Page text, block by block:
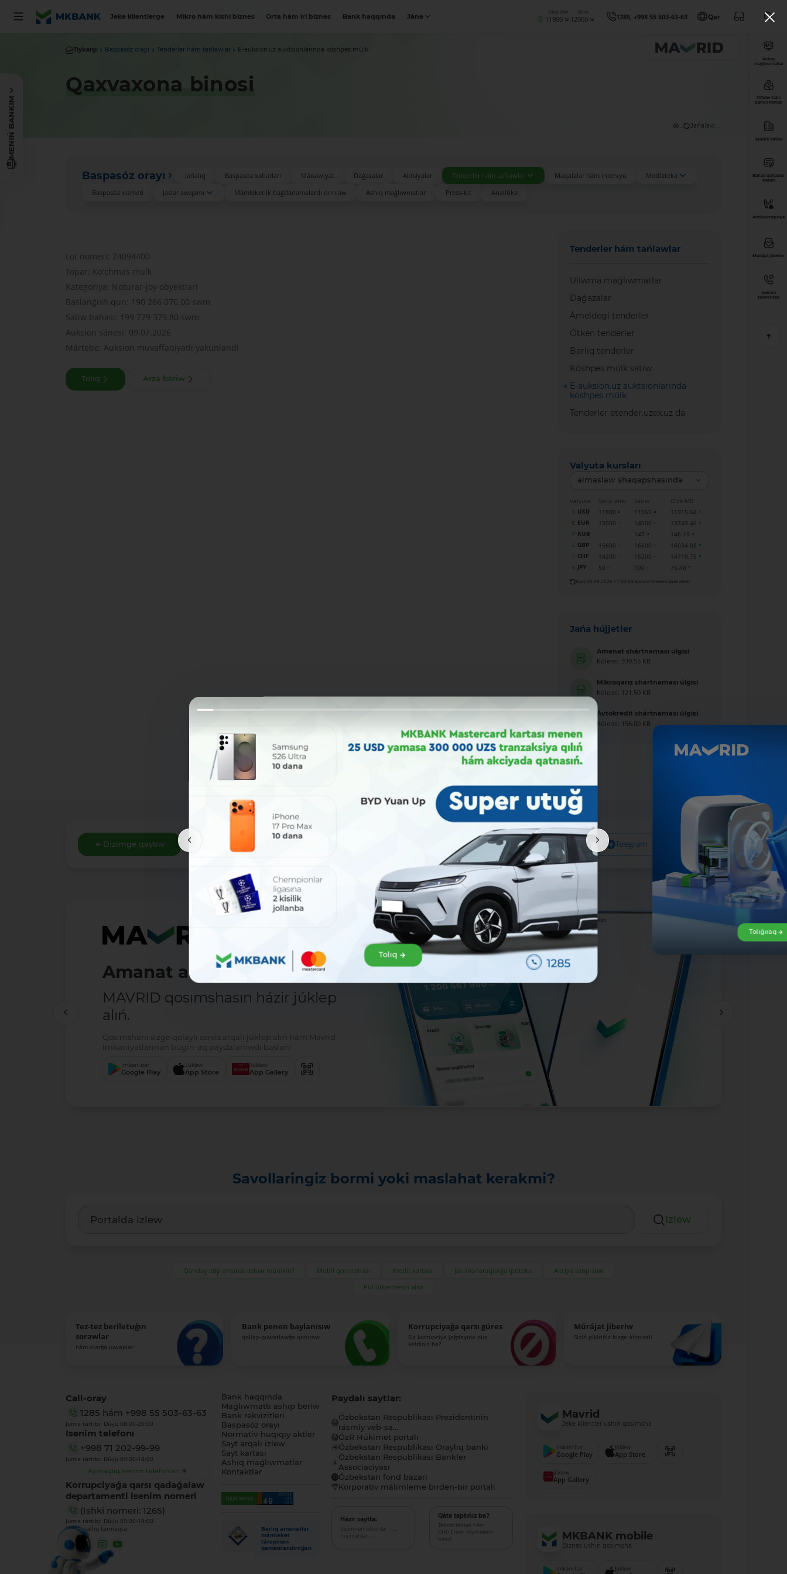
Jeke klientlerge Mikro hám kishi biznes Orta hám iri biznes Bank haqqında Jáne
Satıp alıw
11900
Satıw
12060 1285, +998 55 503-63-63 Qar
MENIŃ BANKIM
Tiykarǵı Baspasóz orayı Tenderler hám tańlawlar E-auksion.uz auktsionlarında kóshpes múlk
Qaxvaxona binosi
Jańalaw: ...
Baspasóz orayı Jańalıq Baspasóz xabarları Mánawiyat Daǵazalar Aktsiyalar Tenderler hám tańlawlar Maqalalar hám intervyu
Mediateka
Baspasóz xızmeti
Jaslar awqamı Mámleketlik baǵdarlamalardı orınlaw Ashıq maǵlıwmatlar Press-kit Analitika
Lot nomeri: 24094400
Topar: Koʻchmas mulk
Kategoriya: Noturar-joy obyektlari
Baslanǵısh qun: 190 266 076.00 swm
Satiw bahası: 199 779 379.80 swm
Aukcion sánesi: 09.07.2026
Mártebe: Auksion muvaffaqiyatli yakunlandi
Tolıq Arza beriw
Tenderler hám tańlawlar
Uliwma maǵlıwmatlar
Daǵazalar
Ámeldegi tenderler
Ótken tenderler
Barlıq tenderler
Kóshpes múlk satıw
E-auksion.uz auktsionlarında
kóshpes múlk
Tenderler etender.uzex.uz da
Valyuta kursları
almaslaw shaqapshasında
Valyuta Satıp alıw Satıw
O‘zb MB
USD
11880 11965
11915.64
EUR
13000 14000
13749.46
RUB
147
146.19
GBP
15600 16600
16034.88
CHF
14200 15200
14719.75
JPY
50 100 75.48
Kurs 06.08.2026 11:00:00 kúnine shekem ámel etedi
Jańa hújjetler
Amanat shártnaması úlgisi
Kólemi: 339.55 KB
Mikroqarız shártnaması úlgisi
Kólemi: 121.50 KB
Avtokredit shártnaması úlgisi
Kólemi: 156.00 KB
Dizimge qaytıw Bólisiw: Facebook Telegram
Amanat ashıw - ańsat!
MAVRID qosımshasın házir júklep
alıń.
Qosımshanı sizge qolaylı servis arqalı júklep alıń hám Mavrid
imkaniyatlarınan búgin-aq paydalanıwdı baslań!:
Imkani bar
Google Play
Júklew
App Store
Júklew
App Gallery
Savollaringiz bormi yoki maslahat kerakmi?
Izlew
Qanday etip amanat ashıw múmkin? Mobil qosımshası Kredit kartası Jas shańaraqlarǵa ipoteka
Akciya satıp alıw
Pul ótkermesin alıw
Tez-tez beriletuǵın
sorawlar
hám olarǵa juwaplar
Bank penen baylanısıw
qollap-quwatlawǵa qońıraw
Korrupciyaǵa qarsı gúres
Siz korrupciya jaǵdayına dus
keldiniz be?
Múrájat jiberiw
Siziń pikirińiz bizge áhmietli
Ashıq
maǵlıwmatlar
Ofisler hám
bankomatlar
Múlkti satıw
Bahalı qaǵazlar
bazarı
Antikorrupsiya
Múrájat jiberiw
Isenim
telefonları
Call-oray
1285 hám +998 55 503-63-63
Jumıs tártibi: Dú-Ju 08:00-20:00
Isenim telefonı
+998 71 202-99-99
Jumıs tártibi: Dú-Ju 09:00-18:00
Aymaqlıq isenim telefonları
Korrupciyaǵa qarsı qadaǵalaw
departamenti isenim nomeri
(Ishki nomeri: 1265)
Jumıs tártibi: Dú-Ju 09:00-18:00
Biz sociallıq tarmaqta:
Bank haqqında
Maǵlıwmattı ashıp beriw
Bank rekvizitleri
Baspasóz orayı
Normativ-huqıqıy aktler
Sayt arqalı izlew
Sayt kartası
Ashıq maǵlıwmatlar
Kontaktlar
Barlıq amanatlar
mámleket
tárepinen
qamsızlandırılǵan
Paydalı saytlar:
Ózbekstan Respublikası Prezidentinin
rásmiy veb-sa...
ÓzR Húkimet portalı
Ózbekstan Respublikası Oraylıq banki
Ózbekstan Respublikası Bankler
Associaciyası
Ózbekstan fond bazarı
Korporativ málimleme birden-bir portalı
Házir saytta:
dizimnen ótkenler - ...,
miymanlar - ...
Qáte taptıńız ba?
Tekstti tanlań hám
Ctrl+Enter túymelerin
basıń.
Mavrid
Jeke klientler ushın qosımsha
Imkani bar
Google Play
Júklew
App Store
Júklew
App Gallery
MKBANK mobile
Biznes ushın qosımsha
Imkani bar Júklew
Tolıq
Tolıǵıraq